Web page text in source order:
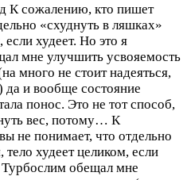
К сожалению, кто пишет
«схуднуть в ляшках»
если худеет. Но это я
мне улучшить усвояемость
много не стоит надеяться,
да и вообще состояние
понос. Это не тот способ,
вес, потому… К
не понимает, что отдельно
тело худеет целиком, если
Турбослим обещал мне